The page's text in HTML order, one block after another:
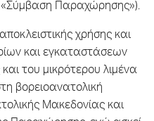
«Σύμβαση Παραχώρησης»).
χρήσης και
και εγκαταστάσεων
του μικρότερου λιμένα
βορειοανατολική
Μακεδονίας και